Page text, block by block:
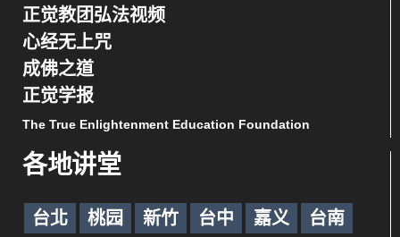
正觉教团弘法视频
心经无上咒
成佛之道
正觉学报
The True Enlightenment Education Foundation
各地讲堂
台北 桃园 新竹 台中 嘉义 台南